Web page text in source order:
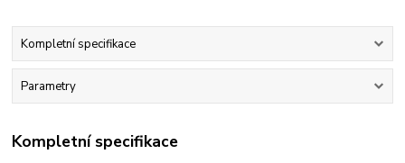
Kompletní specifikace
Parametry
Kompletní specifikace